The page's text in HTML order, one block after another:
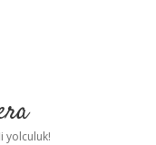
yolculuk!